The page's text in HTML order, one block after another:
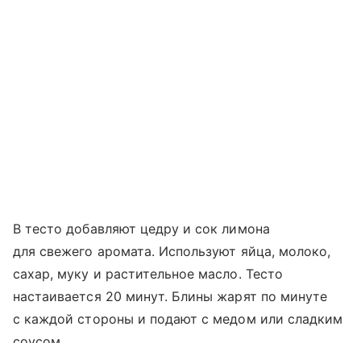
В тесто добавляют цедру и сок лимона
для свежего аромата. Используют яйца, молоко,
сахар, муку и растительное масло. Тесто
настаивается 20 минут. Блины жарят по минуте
с каждой стороны и подают с медом или сладким